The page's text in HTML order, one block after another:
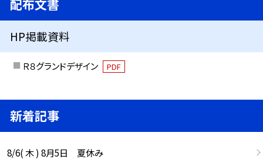
配布文書
HP掲載資料
Ｒ８グランドデザイン PDF
新着記事
8/6( 木 ) 8月5日 夏休み